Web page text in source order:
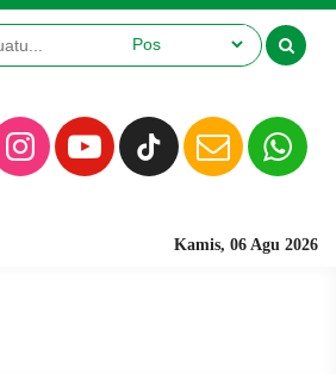
Kamis, 06 Agu 2026
SELAMAT